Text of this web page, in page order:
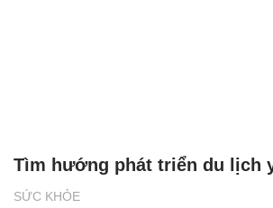
SỨC KHỎE
Tìm hướng phát triển du lịch